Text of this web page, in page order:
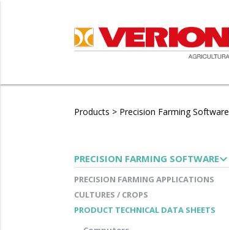
Products > Precision Farming Software
PRECISION FARMING SOFTWAREexpand_more
PRECISION FARMING APPLICATIONS
CULTURES / CROPS
PRODUCT TECHNICAL DATA SHEETS